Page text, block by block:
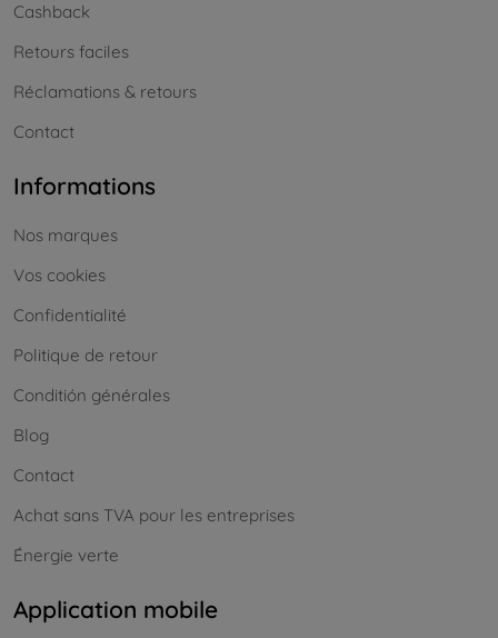
Cashback
Retours faciles
Réclamations & retours
Contact
Informations
Nos marques
Vos cookies
Confidentialité
Politique de retour
Conditión générales
Blog
Contact
Achat sans TVA pour les entreprises
Énergie verte
Application mobile